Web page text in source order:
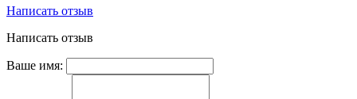
Написать отзыв
Написать отзыв
Ваше имя: